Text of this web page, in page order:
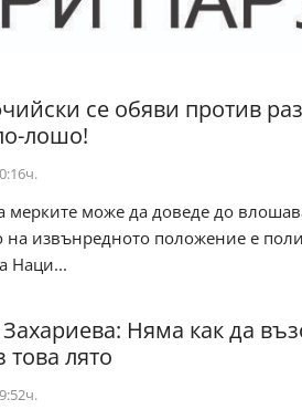
се обяви против
лошо!
мерките може да доведе до
на извънредното положение е
Наци...
Няма как да
това лято